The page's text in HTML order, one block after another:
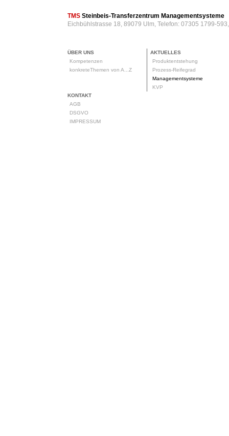
TMS Steinbeis-Transferzentrum Managementsysteme
Eichbühlstrasse 18, 89079 Ulm, Telefon: 07305 1799-
ÜBER UNS
Kompetenzen
konkreteThemen von A...Z
AKTUELLES
Produktentstehung
Prozess-Reifegrad
Managementsysteme
KVP
KONTAKT
AGB
DSGVO
IMPRESSUM